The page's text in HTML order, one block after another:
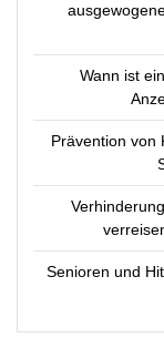
Wann ist
Prävention von
Senioren und